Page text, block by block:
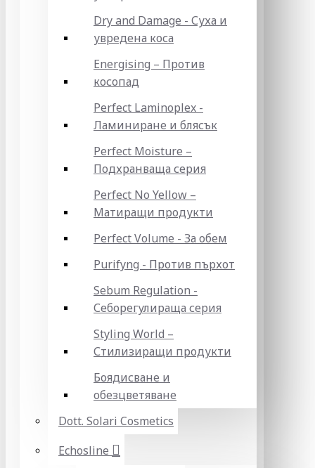
Dry and Damage - Суха и
увредена коса
Energising – Против
косопад
Perfect Laminoplex -
Ламиниране и блясък
Perfect Moisture –
Подхранваща серия
Perfect No Yellow –
Матиращи продукти
Perfect Volume - За обем
Purifyng - Против пърхот
Sebum Regulation -
Себорегулираща серия
Styling World –
Стилизиращи продукти
Боядисване и
обезцветяване
Dott. Solari Cosmetics
Echosline